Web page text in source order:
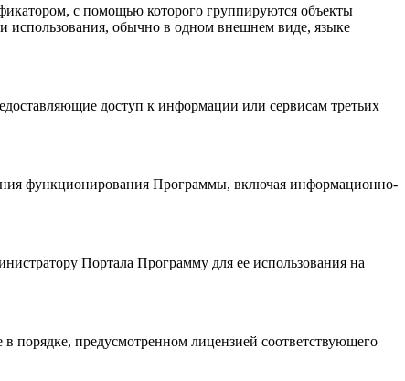
с помощью которого группируются объекты
обычно в одном внешнем виде, языке
доступ к информации или сервисам третьих
функционирования Программы, включая информационно-
Портала Программу для ее использования на
порядке, предусмотренном лицензией соответствующего